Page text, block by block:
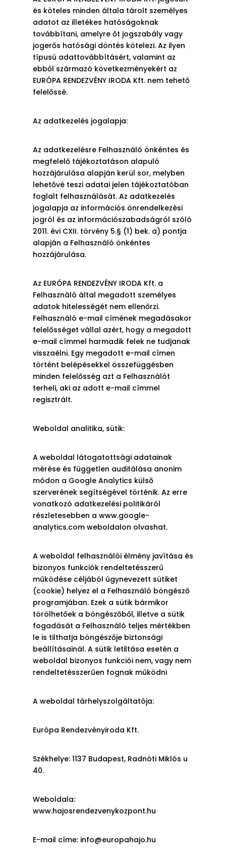
és köteles minden általa tárolt személyes
adatot az illetékes hatóságoknak
továbbítani, amelyre őt jogszabály vagy
jogerős hatósági döntés kötelezi. Az ilyen
típusú adattovábbításért, valamint az
ebből származó következményekért az
EURÓPA RENDEZVÉNY IRODA Kft. nem tehető
felelőssé.
Az adatkezelés jogalapja:
Az adatkezelésre Felhasználó önkéntes és
megfelelő tájékoztatáson alapuló
hozzájárulása alapján kerül sor, melyben
lehetővé teszi adatai jelen tájékoztatóban
foglalt felhasználását. Az adatkezelés
jogalapja az információs önrendelkezési
jogról és az információszabadságról szóló
2011. évi CXII. törvény 5.§ (1) bek. a) pontja
alapján a Felhasználó önkéntes
hozzájárulása.
Az EURÓPA RENDEZVÉNY IRODA Kft. a
Felhasználó által megadott személyes
adatok hitelességét nem ellenőrzi.
Felhasználó e-mail címének megadásakor
felelősséget vállal azért, hogy a megadott
e-mail címmel harmadik felek ne tudjanak
visszaélni. Egy megadott e-mail címen
történt belépésekkel összefüggésben
minden felelősség azt a Felhasználót
terheli, aki az adott e-mail címmel
regisztrált.
Weboldal analitika, sütik:
A weboldal látogatottsági adatainak
mérése és független auditálása anonim
módon a Google Analytics külső
szerverének segítségével történik. Az erre
vonatkozó adatkezelési politikáról
részletesebben a www.google-
analytics.com weboldalon olvashat.
A weboldal felhasználói élmény javítása és
bizonyos funkciók rendeltetésszerű
működése céljából úgynevezett sütiket
(cookie) helyez el a Felhasználó böngésző
programjában. Ezek a sütik bármikor
törölhetőek a böngészőből, illetve a sütik
fogadását a Felhasználó teljes mértékben
le is tilthatja böngészője biztonsági
beállításainál. A sütik letiltása esetén a
weboldal bizonyos funkciói nem, vagy nem
rendeltetésszerűen fognak működni
A weboldal tárhelyszolgáltatója:
Európa Rendezvényiroda Kft.
Székhelye: 1137 Budapest, Radnóti Miklós u
40.
Weboldala:
www.hajosrendezvenykozpont.hu
E-mail címe: info@europahajo.hu